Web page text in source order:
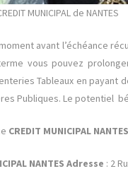
MUNICIPAL de NANTES
avant l’échéance
vous pouvez
Tableaux en
Publiques. Le potentiel
CREDIT MUNICIPAL
NANTES Adresse : 2